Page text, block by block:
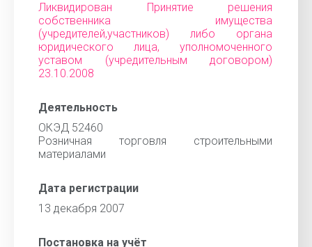
Ликвидирован Принятие решения
собственника имущества
(учредителей,участников) либо органа
юридического лица, уполномоченного
уставом (учредительным договором)
23.10.2008
Деятельность
ОКЭД 52460
Розничная торговля строительными
материалами
Дата регистрации
13 декабря 2007
Постановка на учёт